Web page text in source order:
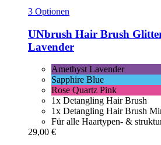
3 Optionen
UNbrush Hair Brush
Lavender
Amethyst Lavender
Sapphire Blue
Rose Quartz Pink
1x Detangling Hair Brush
1x Detangling Hair Brush
Für alle Haartypen- &
29,00 €